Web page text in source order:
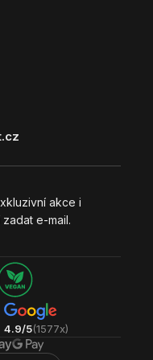
akce i
e-mail.
4.9/5(1577x)